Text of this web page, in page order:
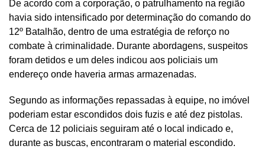
De acordo com a corporação, o patrulhamento na região
havia sido intensificado por determinação do comando do
12º Batalhão, dentro de uma estratégia de reforço no
combate à criminalidade. Durante abordagens, suspeitos
foram detidos e um deles indicou aos policiais um
endereço onde haveria armas armazenadas.
Segundo as informações repassadas à equipe, no imóvel
poderiam estar escondidos dois fuzis e até dez pistolas.
Cerca de 12 policiais seguiram até o local indicado e,
durante as buscas, encontraram o material escondido.